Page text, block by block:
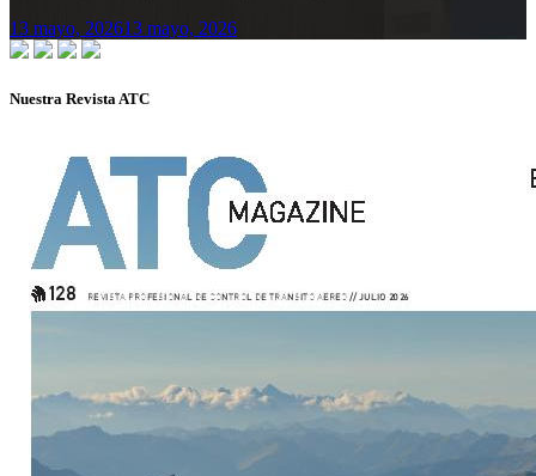
13 mayo, 202613 mayo, 2026
Nuestra Revista ATC